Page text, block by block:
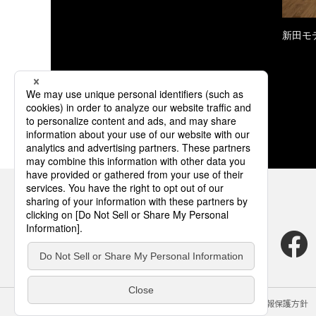
新田モ
サイトのご利用にあたって クッキーポリシー 個人情報保護方針